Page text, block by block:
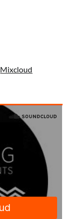
Mixcloud